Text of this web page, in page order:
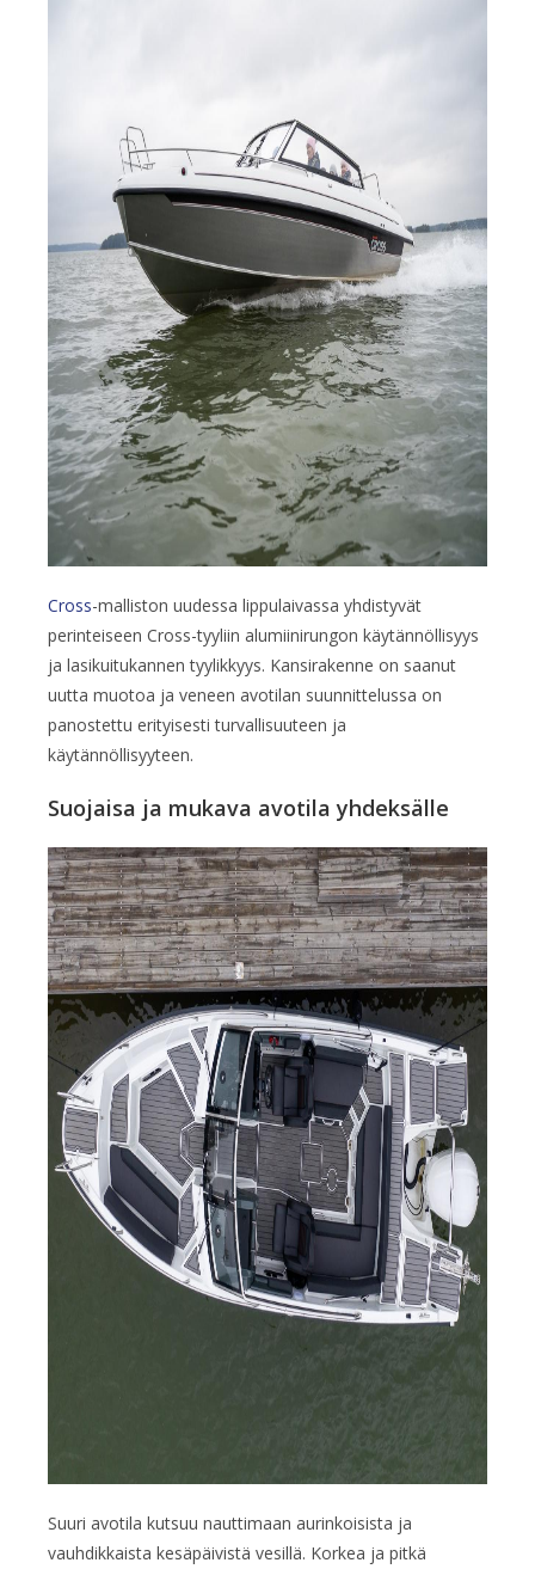
Cross-malliston uudessa lippulaivassa yhdistyvät
perinteiseen Cross-tyyliin alumiinirungon käytännöllisyys
ja lasikuitukannen tyylikkyys. Kansirakenne on saanut
uutta muotoa ja veneen avotilan suunnittelussa on
panostettu erityisesti turvallisuuteen ja
käytännöllisyyteen.
Suojaisa ja mukava avotila yhdeksälle
Suuri avotila kutsuu nauttimaan aurinkoisista ja
vauhdikkaista kesäpäivistä vesillä. Korkea ja pitkä